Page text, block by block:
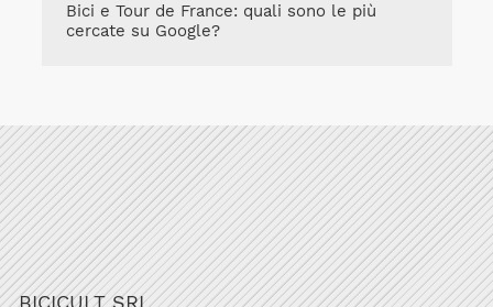
Bici e Tour de France: quali sono le più
cercate su Google?
BICICULT SRL